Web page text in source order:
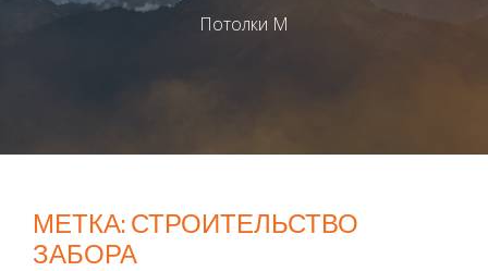
Потолки М
МЕТКА: СТРОИТЕЛЬСТВО
ЗАБОРА